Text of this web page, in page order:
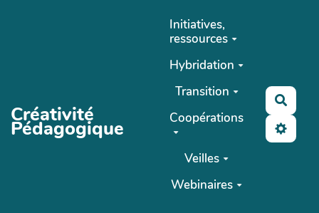
Créativité
Pédagogique
Initiatives,
ressources
Hybridation
Transition
Coopérations
Veilles
Webinaires